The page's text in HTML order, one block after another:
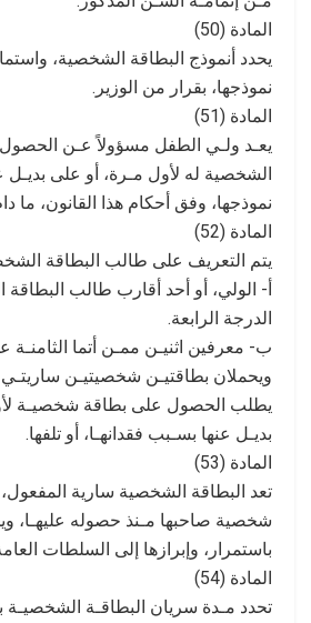
المادة (50)
يحدد أنموذج البطاقة الشخصية،
نموذجها، بقرار من الوزير.
المادة (51)
يعـد ولـي الطفل مسؤولاً عـن
الشخصية له لأول مـرة، أو على بديـل
نموذجها، وفق أحكام هذا القانون، ما
المادة (52)
يتم التعريف على طالب البطاقة
أ- الولي، أو أحد أقارب طالب
الدرجة الرابعة.
ب- معرفين اثنيـن ممـن أتما
ويحملان بطاقتيـن شخصيتيـن
يطلب الحصول على بطاقة شخصيـة
بديـل عنها بسـبب فقدانهـا، أو تلفها.
المادة (53)
تعد البطاقة الشخصية سارية المفعول،
شخصية صاحبها مـنذ حصوله عليهـا،
باستمرار، وإبرازها إلى السلطات
المادة (54)
تحدد مـدة سريان البطاقـة